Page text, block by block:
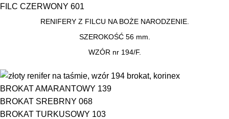
FILC CZERWONY 601
RENIFERY Z FILCU NA BOŻE NARODZENIE.
SZEROKOŚĆ 56 mm.
WZÓR nr 194/F.
BROKAT AMARANTOWY 139
BROKAT SREBRNY 068
BROKAT TURKUSOWY 103